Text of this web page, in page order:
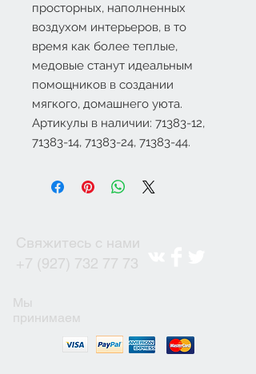
просторных, наполненных
воздухом интерьеров, в то
время как более теплые,
медовые станут идеальным
помощников в создании
мягкого, домашнего уюта.
Артикулы в наличии: 71383-12,
71383-14, 71383-24, 71383-44.
Свяжитесь с нами
+7 (927) 732 77 73
Мы
принимаем